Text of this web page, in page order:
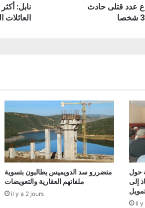
عدد قتلى حادث
متضررو سد الدويميس يطالبون بتسوية
ملفاتهم العقارية والتعويضات
il y a 2 jours
حول
إلى
il y